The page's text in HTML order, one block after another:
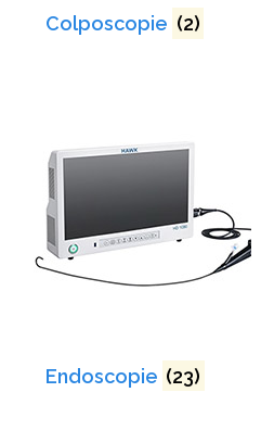
Colposcopie (2)
Endoscopie (23)